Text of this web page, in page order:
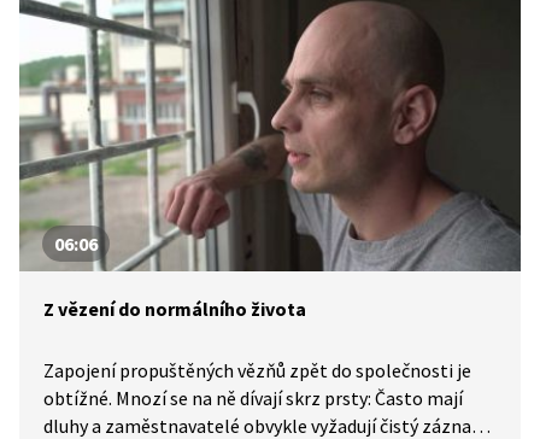
největším úskalím. A že hodinařina není jen rutinní
opravování hodin a hodinek, o tom nás přesvědčí Luděk
Seryn, který své dovednosti povznesl na úplně jinou
úroveň.
06:06
Z vězení do normálního života
Zapojení propuštěných vězňů zpět do společnosti je
obtížné. Mnozí se na ně dívají skrz prsty: Často mají
dluhy a zaměstnavatelé obvykle vyžadují čistý záznam